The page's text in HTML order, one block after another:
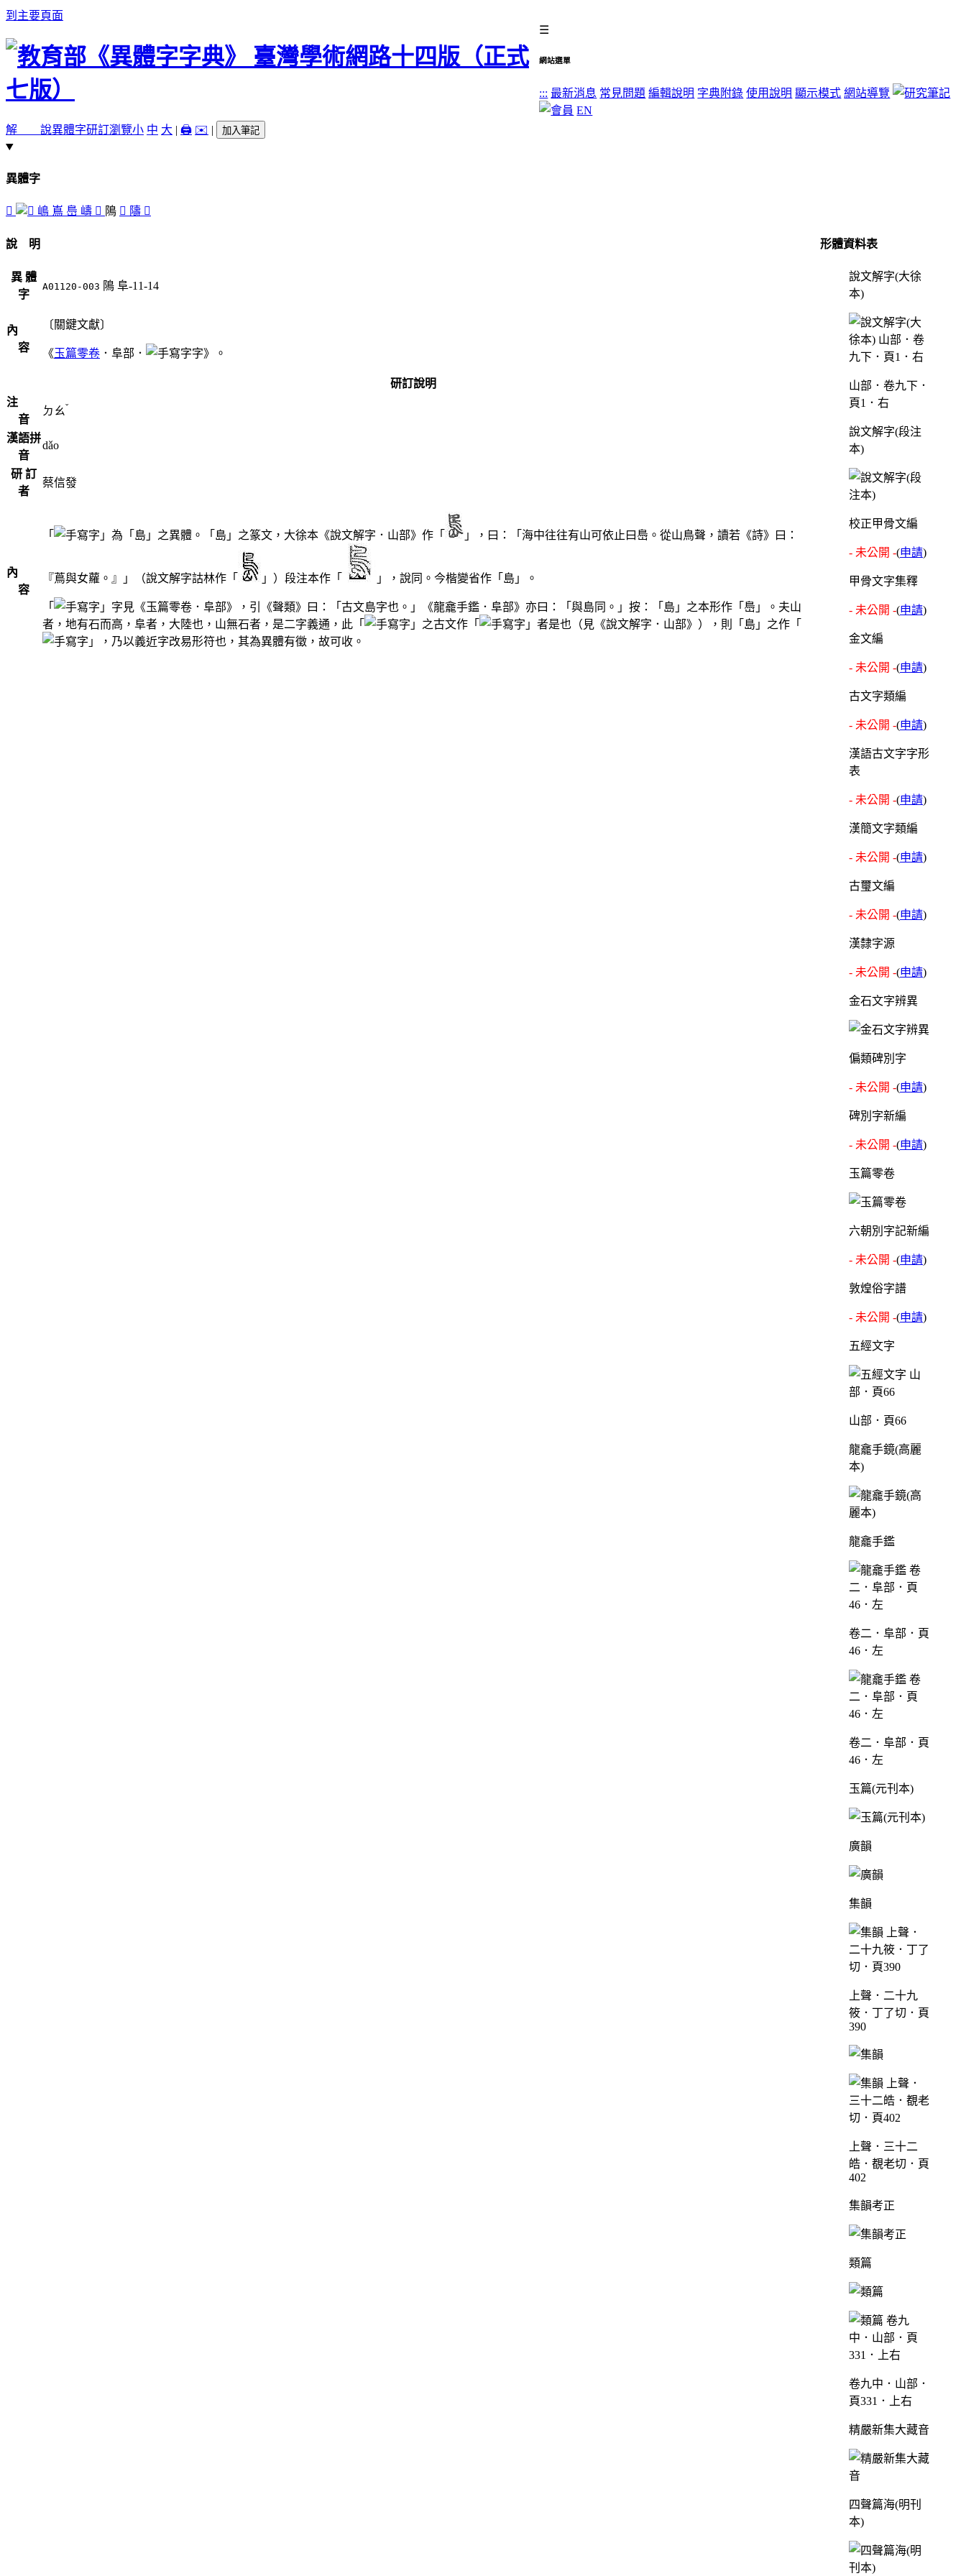
到主要頁面
☰
網站選單
::: 最新消息 常見問題 編輯說明 字典附錄 使用說明 顯示模式 網站導覽
EN
解 說異體字研訂瀏覽小 中 大 | 🖨️ ✉️ | 加入筆記
異體字
󱨆 嶋 嶌 㠀 嶹 󱨂 隝 󱨄 隯 󱨃
說 明
異 體
字
A01120-003 隝 阜-11-14
內
容
〔關鍵文獻〕
《玉篇零卷 ．阜部． 字》。
研訂說明
注
音
ㄉㄠˇ
漢語拼
音
dǎo
研 訂
者
蔡信發
內
容
「 」為「島」之異體。「島」之篆文，大徐本《說文解字．山部》作「 」，曰：「海中往往有山可依止曰㠀。從山鳥聲，讀若《詩》曰：
『蔦與女蘿。』」（說文解字詁林作「 」）段注本作「 」，說同。今楷變省作「島」。
「
」字見《玉篇零卷．阜部》，引《聲類》曰：「古文島字也。」《龍龕手鑑．阜部》亦曰：「與島同。」按：「島」之本形作「㠀」。夫山
者，地有石而高，阜者，大陸也，山無石者，是二字義通，此「
」之古文作「
」者是也（見《說文解字．山部》），則「島」之作「
」，乃以義近字改易形符也，其為異體有徵，故可收。
形體資料表
說文解字(大徐
本)
山部．卷九下．
頁1．右
說文解字(段注
本)
校正甲骨文編
- 未公開 -(申請)
甲骨文字集釋
- 未公開 -(申請)
金文編
- 未公開 -(申請)
古文字類編
- 未公開 -(申請)
漢語古文字字形
表
- 未公開 -(申請)
漢簡文字類編
- 未公開 -(申請)
古璽文編
- 未公開 -(申請)
漢隸字源
- 未公開 -(申請)
金石文字辨異
偏類碑別字
- 未公開 -(申請)
碑別字新編
- 未公開 -(申請)
玉篇零卷
六朝別字記新編
- 未公開 -(申請)
敦煌俗字譜
- 未公開 -(申請)
五經文字
山部．頁66
龍龕手鏡(高麗
本)
龍龕手鑑
卷二．阜部．頁
46．左
卷二．阜部．頁
46．左
玉篇(元刊本)
廣韻
集韻
上聲．二十九
筱．丁了切．頁
390
上聲．三十二
皓．覩老切．頁
402
集韻考正
類篇
卷九中．山部．
頁331．上右
精嚴新集大藏音
四聲篇海(明刊
本)